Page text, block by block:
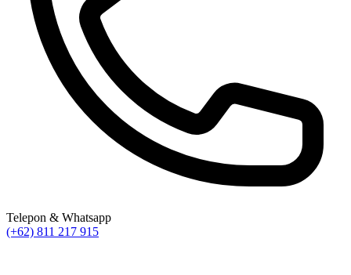
Telepon & Whatsapp
(+62) 811 217 915